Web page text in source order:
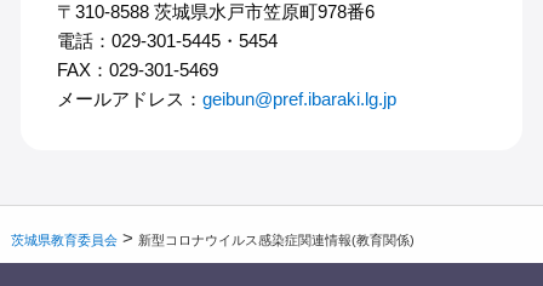
〒310-8588 茨城県水戸市笠原町978番6
電話：029-301-5445・5454
FAX：029-301-5469
メールアドレス： geibun@pref.ibaraki.lg.jp
茨城県教育委員会 >新型コロナウイルス感染症関連情報(教育関係)